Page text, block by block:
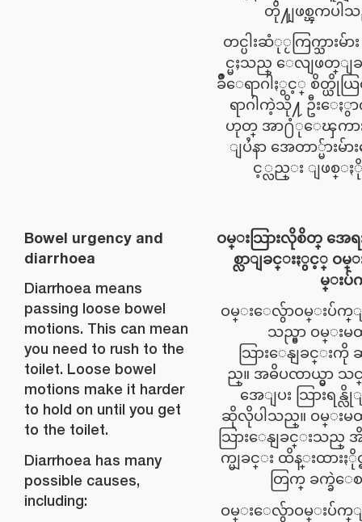
တို႔ျဖစ္ၾကပါ
တင္ပါးဆံုႂကြက္သားမ်
င္မႈသည္ ေလျဖတ္ျခ
ခ်ိဳေရာဂါႏွင့္ စိတ္ယိုယ
ရာဂါကဲ့သို႔ ဦးေႏွ
ဟုတ္ အာ႐ံုေၾကာႏွ
ျပႆနာ အေတာ္မ်ားမ်
င့္လည္း ျဖစ္ႏို
Bowel urgency and
diarrhoea
Diarrhoea means
passing loose bowel
motions. This can mean
you need to rush to the
toilet. Loose bowel
motions make it harder
to hold on until you get
to the toilet.
Diarrhoea has many
possible causes,
including:
ဝမ္းသြားလိုစိတ္ အေရ
စ္လာျခင္းႏွင့္ ဝ
မ္းပ်
ဝမ္းေလွ်ာဝမ္းပ်က္
သည္မွာ ဝမ္းမ
သြားေနျခင္းကို
ည္။ အဓိပၸာယ္မွာ သ
အေျပး သြားရန္
ဆိုလိုပါသည္။ ဝမ္းမ
သြားေနျခင္းသည္ အိ
က္မျခင္း ထိန္းထားႏို
တြက္ ခက္ခဲေ
ဝမ္းေလွ်ာဝမ္းပ်က္